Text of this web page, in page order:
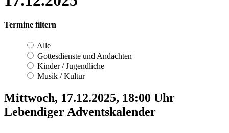
Termine filtern
Alle
Gottesdienste und Andachten
Kinder / Jugendliche
Musik / Kultur
Mittwoch, 17.12.2025, 18:00 Uhr
Lebendiger Adventskalender